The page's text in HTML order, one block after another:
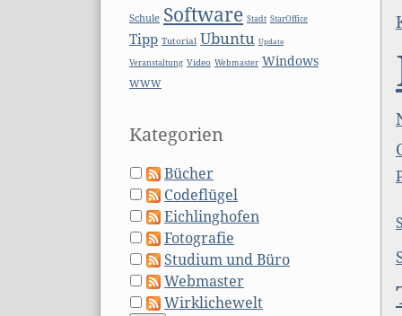
Schule Software Stadt StarOffice
Tipp Tutorial Ubuntu Update
Veranstaltung Video Webmaster Windows
WWW
Kategorien
Bücher
Codeflügel
Eichlinghofen
Fotografie
Studium und Büro
Webmaster
Wirklichewelt